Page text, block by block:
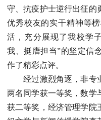
守、抗疫护士逆行出征的
优秀校友的实干精神等
活，充分展现了我校学
我、挺膺担当”的坚定信
作了精彩点评。
经过激烈角逐，非专
两名同学获一等奖，数学
获二等奖，经济管理学院